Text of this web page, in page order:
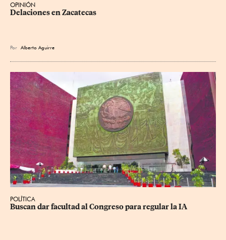
OPINIÓN
Delaciones en Zacatecas
Por Alberto Aguirre
POLÍTICA
Buscan dar facultad al Congreso para regular la IA